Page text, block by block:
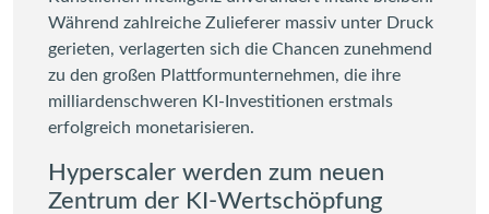
Während zahlreiche Zulieferer massiv unter Druck
gerieten, verlagerten sich die Chancen zunehmend
zu den großen Plattformunternehmen, die ihre
milliardenschweren KI-Investitionen erstmals
erfolgreich monetarisieren.
Hyperscaler werden zum neuen
Zentrum der KI-Wertschöpfung